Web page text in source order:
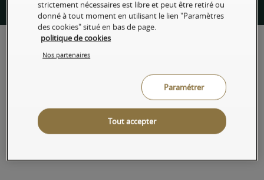
3273
Service gratuit
Instagram
strictement nécessaires est libre et peut être retiré ou
donné à tout moment en utilisant le lien "Paramètres
des cookies" situé en bas de page.
politique de cookies
Nos partenaires
Paramétrer
Tout accepter